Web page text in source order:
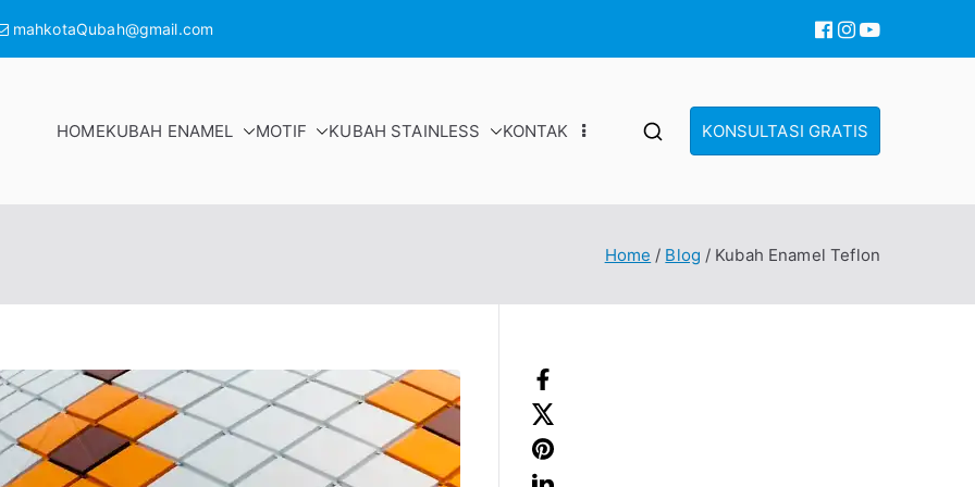
mahkotaQubah@gmail.com
HOMEKUBAH ENAMEL MOTIF KUBAH STAINLESS KONTAK KONSULTASI GRATIS
Home Blog Kubah Enamel Teflon